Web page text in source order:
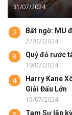
31/07/2024
2 Bất ngờ: MU
27/07/2024
3 Quỷ đỏ rước
19/07/2024
4
Harry Kane
Giải Đấu Lớn
15/07/2024
Tam Sư lập